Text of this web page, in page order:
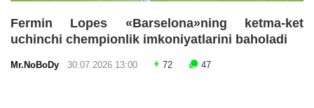
Fermin Lopes «Barselona»ning ketma-ket
uchinchi chempionlik imkoniyatlarini baholadi
Mr.NoBoDy 30.07.2026 13:00 72 47